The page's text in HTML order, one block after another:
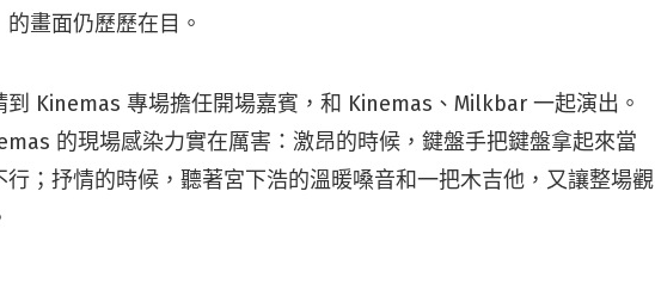
畫面仍歷歷在目。
Kinemas 專場擔任開場嘉賓，和 Kinemas、Milkbar 一起演出。
的現場感染力實在厲害：激昂的時候，鍵盤手把鍵盤拿起來當
；抒情的時候，聽著宮下浩的溫暖嗓音和一把木吉他，又讓整場觀